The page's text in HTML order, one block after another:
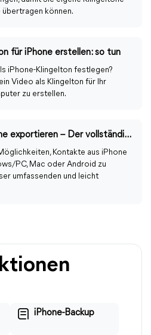
übertragen können.
für iPhone erstellen: so tun
iPhone-Klingelton festlegen?
Video als Klingelton für Ihr
zu erstellen.
Kontakte aus dem iPhone exportieren – Der vollständige Leitfaden
Kontakte aus iPhone
PC, Mac oder Android zu
umfassenden und leicht
iPhone-Backup